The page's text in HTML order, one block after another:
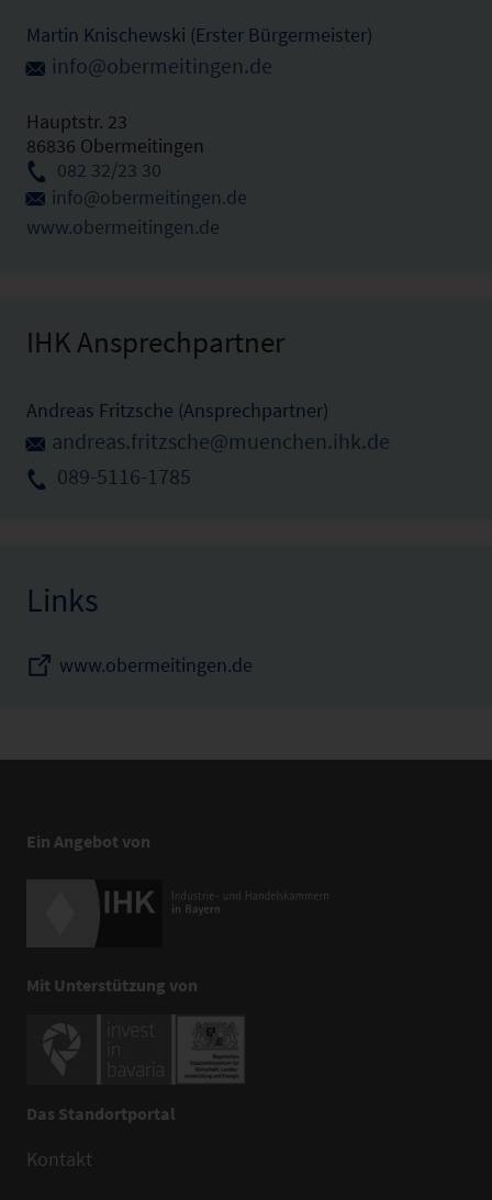
Martin Knischewski (Erster Bürgermeister)
info@obermeitingen.de
Hauptstr. 23
86836 Obermeitingen
082 32/23 30
info@obermeitingen.de
www.obermeitingen.de
IHK Ansprechpartner
Andreas Fritzsche (Ansprechpartner)
andreas.fritzsche@muenchen.ihk.de
089-5116-1785
Links
www.obermeitingen.de
Ein Angebot von
Mit Unterstützung von
Das Standortportal
Kontakt